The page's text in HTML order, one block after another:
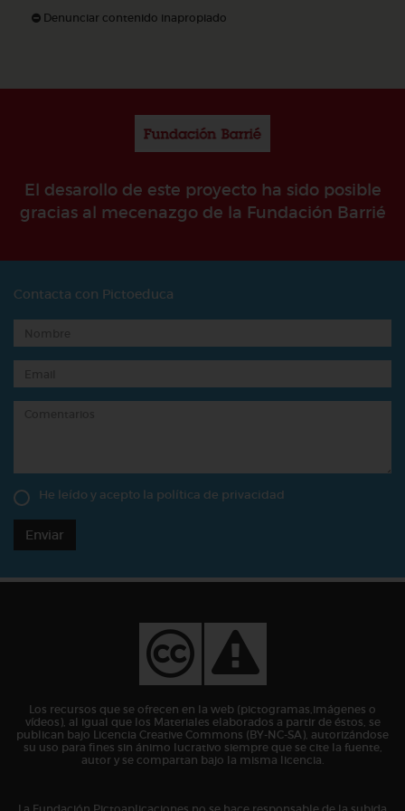
Denunciar contenido inapropiado
El desarollo de este proyecto ha sido posible
gracias al mecenazgo de la Fundación Barrié
Contacta con Pictoeduca
He leído y acepto la política de privacidad
Enviar
Los recursos que se ofrecen en la web (pictogramas,imágenes o
vídeos), al igual que los Materiales elaborados a partir de éstos, se
publican bajo Licencia Creative Commons (BY-NC-SA), autorizándose
su uso para fines sin ánimo lucrativo siempre que se cite la fuente,
autor y se compartan bajo la misma licencia.